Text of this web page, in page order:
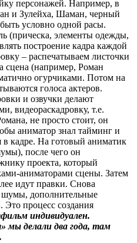
персонажей. Например, в
и Зулейха, Шаман, черный
условно одной расы.
(прическа, элементы одежды,
построение кадра каждой
– распечатываем листочки
сцена (например, Роман
огурчиками. Потом на
голоса актеров.
и озвучки делают
видеораскадровку, т.е.
не просто стоит, он
аниматор знал тайминг и
в кадре. На готовый аниматик
после чего он
проекта, который
аниматорами сцены. Затем
идут правки. Снова
шумы, дополнительные
процесс создания
индивидуален.
мы делали два года, там